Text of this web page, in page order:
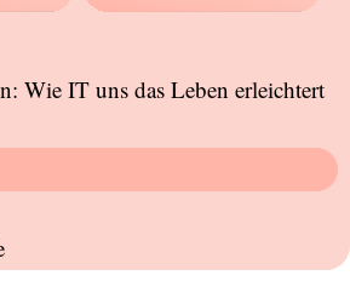
Wie IT uns das Leben erleichtert